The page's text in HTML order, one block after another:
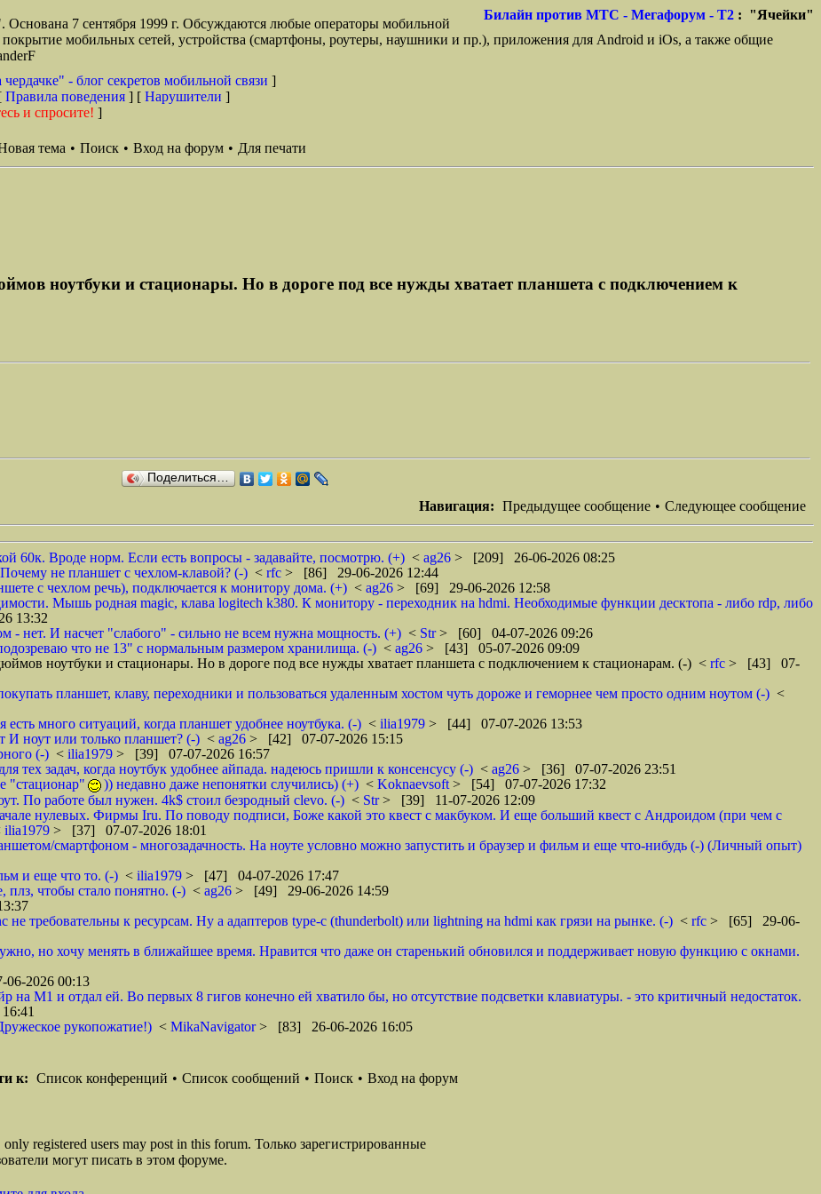
Билайн против МТС - Мегафорум - T2 : "Ячейки"
7 сентября 1999 г. Обсуждаются любые операторы мобильной
покрытие мобильных сетей, устройства (смартфоны, роутеры, наушники и пр.), приложения для Android и iOs, а также общие
- блог секретов мобильной связи ]
Правила поведения ] [ Нарушители ]
и спросите! ]
тема • Поиск • Вход на форум • Для печати
ноутбуки и стационары. Но в дороге под все нужды хватает планшета с подключением к
Поделиться…
Навигация: Предыдущее сообщение • Следующее сообщение
60к. Вроде норм. Если есть вопросы - задавайте, посмотрю. (+) < ag26 > [209] 26-06-2026 08:25
не планшет с чехлом-клавой? (-) < rfc > [86] 29-06-2026 12:44
с чехлом речь), подключается к монитору дома. (+) < ag26 > [69] 29-06-2026 12:58
Мышь родная magic, клава logitech k380. К монитору - переходник на hdmi. Необходимые функции десктопа - либо rdp, либо
13:32
- нет. И насчет "слабого" - сильно не всем нужна мощность. (+) < Str> [60] 04-07-2026 09:26
что не 13" с нормальным размером хранилища. (-) < ag26 > [43] 05-07-2026 09:09
ноутбуки и стационары. Но в дороге под все нужды хватает планшета с подключением к стационарам. (-) < rfc > [43] 07-
планшет, клаву, переходники и пользоваться удаленным хостом чуть дороже и геморнее чем просто одним ноутом (-) <
много ситуаций, когда планшет удобнее ноутбука. (-) < ilia1979 > [44] 07-07-2026 13:53
И ноут или только планшет? (-) < ag26 > [42] 07-07-2026 15:15
(-) < ilia1979 > [39] 07-07-2026 16:57
тех задач, когда ноутбук удобнее айпада. надеюсь пришли к консенсусу (-) < ag26 > [36] 07-07-2026 23:51
"стационар"
)) недавно даже непонятки случились) (+) < Koknaevsoft > [54] 07-07-2026 17:32
По работе был нужен. 4k$ стоил безродный clevo. (-) < Str> [39] 11-07-2026 12:09
нулевых. Фирмы Iru. По поводу подписи, Боже какой это квест с макбуком. И еще больший квест с Андроидом (при чем с
ilia1979 > [37] 07-07-2026 18:01
смартфоном - многозадачность. На ноуте условно можно запустить и браузер и фильм и еще что-нибудь (-) (Личный опыт)
и еще что то. (-) < ilia1979 > [47] 04-07-2026 17:47
плз, чтобы стало понятно. (-) < ag26 > [49] 29-06-2026 14:59
требовательны к ресурсам. Ну а адаптеров type-c (thunderbolt) или lightning на hdmi как грязи на рынке. (-) < rfc > [65] 29-06-
но хочу менять в ближайшее время. Нравится что даже он старенький обновился и поддерживает новую функцию с окнами.
2026 00:13
на М1 и отдал ей. Во первых 8 гигов конечно ей хватило бы, но отсутствие подсветки клавиатуры. - это критичный недостаток.
рукопожатие!) < MikaNavigator> [83] 26-06-2026 16:05
к: Список конференций • Список сообщений • Поиск • Вход на форум
only registered users may post in this forum. Только зарегистрированные
могут писать в этом форуме.